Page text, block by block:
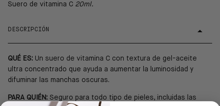
Suero de vitamina C 20ml.
DESCRIPCIÓN
QUÉ ES: Un suero de vitamina C con textura de gel-aceite
ultra concentrado que ayuda a aumentar la luminosidad y
difuminar las manchas oscuras.
PARA QUIÉN: Seguro para todo tipo de pieles, incluidas las